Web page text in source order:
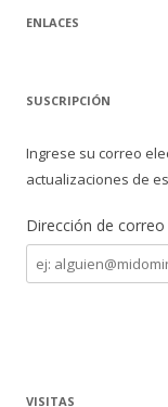
ENLACES
SUSCRIPCIÓN
Ingrese su correo
actualizaciones de
Dirección de correo
Dirección
de
correo
VISITAS